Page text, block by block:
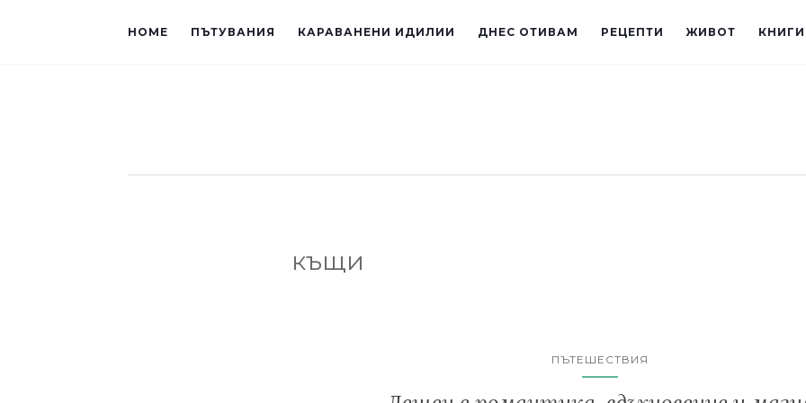
HOME ПЪТУВАНИЯ КАРАВАНЕНИ ИДИЛИИ ДНЕС ОТИВАМ РЕЦЕПТИ ЖИВОТ КНИГИ
къщи
ПЪТЕШЕСТВИЯ